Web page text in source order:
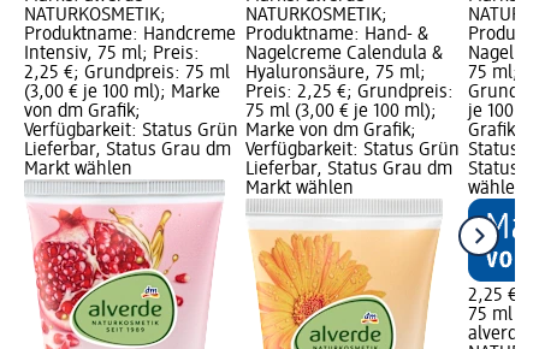
NATURKOSMETIK;
Produktname: Handcreme
Intensiv, 75 ml; Preis:
2,25 €; Grundpreis: 75 ml
(3,00 € je 100 ml); Marke
von dm Grafik;
Verfügbarkeit: Status Grün
Lieferbar, Status Grau dm
Markt wählen
NATURKOSMETIK;
Produktname: Hand- &
Nagelcreme Calendula &
Hyaluronsäure, 75 ml;
Preis: 2,25 €; Grundpreis:
75 ml (3,00 € je 100 ml);
Marke von dm Grafik;
Verfügbarkeit: Status Grün
Lieferbar, Status Grau dm
Markt wählen
75 ml;
je 100
Grafik;
Status
Status
wählen
2,25 €
75 ml
alverde